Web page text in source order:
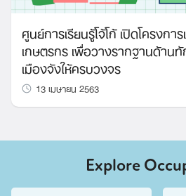
ศูนย์การเรียนรู้โจ้โก้ เปิดโครงก
เกษตรกร เพื่อวางรากฐานด้าน
เมืองจังให้ครบวงจร
13 เมษายน 2563
Explore